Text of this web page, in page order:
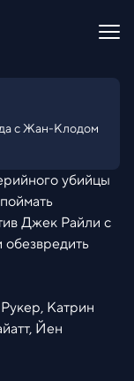
с Жан-Клодом
убийцы
Джек Райли с
Катрин
Йен